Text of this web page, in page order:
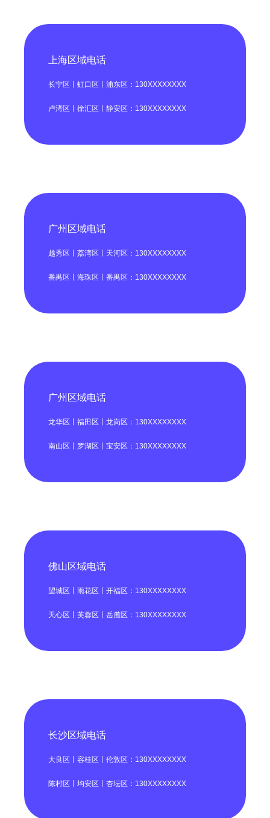
上海区域电话
长宁区丨虹口区丨浦东区：130XXXXXXXX
卢湾区丨徐汇区丨静安区：130XXXXXXXX
广州区域电话
越秀区丨荔湾区丨天河区：130XXXXXXXX
番禺区丨海珠区丨番禺区：130XXXXXXXX
广州区域电话
龙华区丨福田区丨龙岗区：130XXXXXXXX
南山区丨罗湖区丨宝安区：130XXXXXXXX
佛山区域电话
望城区丨雨花区丨开福区：130XXXXXXXX
天心区丨芙蓉区丨岳麓区：130XXXXXXXX
长沙区域电话
大良区丨容桂区丨伦敦区：130XXXXXXXX
陈村区丨均安区丨杏坛区：130XXXXXXXX